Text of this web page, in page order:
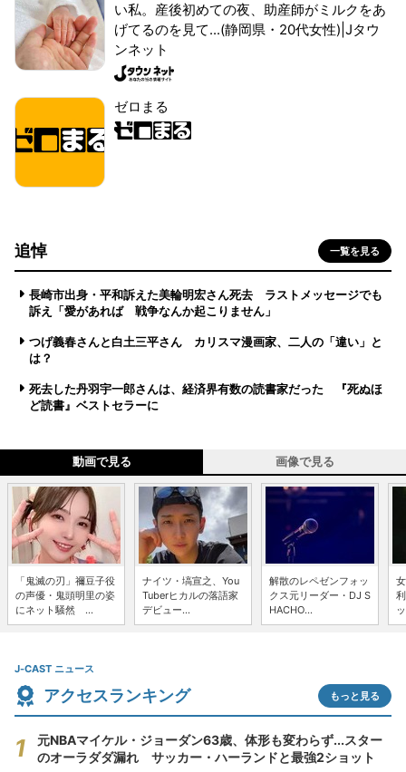
い私。産後初めての夜、助産師がミルクをあ
げてるのを見て...(静岡県・20代女性)|Jタウ
ンネット
ゼロまる
追悼 一覧を見る
長崎市出身・平和訴えた美輪明宏さん死去 ラストメッセージでも
訴え「愛があれば 戦争なんか起こりません」
つげ義春さんと白土三平さん カリスマ漫画家、二人の「違い」と
は？
死去した丹羽宇一郎さんは、経済界有数の読書家だった 『死ぬほ
ど読書』ベストセラーに
動画で見る 画像で見る
「鬼滅の刃」禰豆子役
の声優・鬼頭明里の姿
にネット騒然 ...
ナイツ・塙宣之、You
Tuberヒカルの落語家
デビュー...
解散のレペゼンフォッ
クス元リーダー・DJ S
HACHO...
J-CAST ニュース
アクセスランキング もっと見る
元NBAマイケル・ジョーダン63歳、体形も変わらず...スター
のオーラダダ漏れ サッカー・ハーランドと最強2ショット